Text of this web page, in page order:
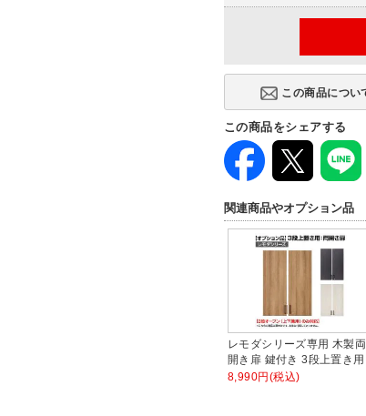
この商品をシェアする
関連商品やオプション品
レモダシリーズ専用 木製両
開き扉 鍵付き 3段上置き用
8,990円(税込)